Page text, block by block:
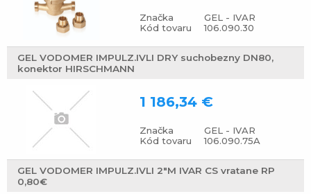
Značka
GEL - IVAR
Kód tovaru
106.090.30
GEL VODOMER IMPULZ.IVLI DRY suchobezny DN80,
konektor HIRSCHMANN
Značka
GEL - IVAR
Kód tovaru
106.090.75A
1 186,34 €
GEL VODOMER IMPULZ.IVLI 2"M IVAR CS vratane RP
0,80€